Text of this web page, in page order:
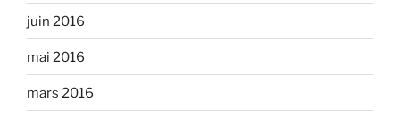
juin 2016
mai 2016
mars 2016